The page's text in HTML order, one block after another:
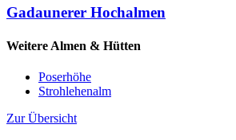
Gadaunerer Hochalmen
Weitere Almen & Hütten
Poserhöhe
Strohlehenalm
Zur Übersicht